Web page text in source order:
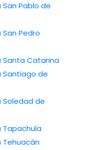
de Colima a Santa Catarina
de Colima a Tapachula
de Colima a Tehuacán